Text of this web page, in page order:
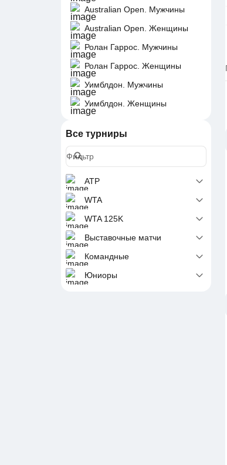
Australian Open. Мужчины
Australian Open. Женщины
Ролан Гаррос. Мужчины
Ролан Гаррос. Женщины
Уимблдон. Мужчины
Уимблдон. Женщины
Все турниры
ATP
WTA
WTA 125K
Выставочные матчи
Командные
Юниоры